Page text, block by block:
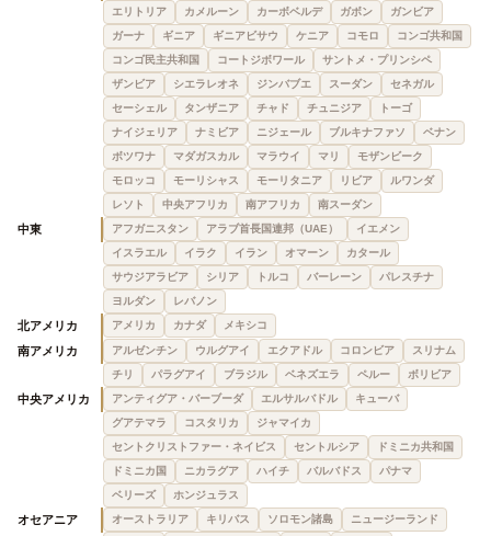
エリトリア
カメルーン カーボベルデ ガボン
ガンビア
ガーナ
ギニア ギニアビサウ ケニア コモロ
コンゴ共和国
コンゴ民主共和国
コートジボワール
サントメ・プリンシペ
ザンビア
シエラレオネ ジンバブエ スーダン
セネガル
セーシェル
タンザニア チャド チュニジア
トーゴ
ナイジェリア
ナミビア ニジェール ブルキナファソ
ベナン
ボツワナ
マダガスカル マラウイ マリ
モザンビーク
モロッコ
モーリシャス モーリタニア リビア
ルワンダ
レソト
中央アフリカ 南アフリカ 南スーダン
中東 アフガニスタン アラブ首長国連邦（UAE）
イエメン
イスラエル
イラク イラン オマーン
カタール
サウジアラビア
シリア トルコ バーレーン
パレスチナ
ヨルダン
レバノン
北アメリカ アメリカ カナダ メキシコ
南アメリカ アルゼンチン ウルグアイ エクアドル コロンビア
スリナム
チリ
パラグアイ ブラジル ベネズエラ ペルー ボリビア
中央アメリカ アンティグア・バーブーダ エルサルバドル
キューバ
グアテマラ
コスタリカ
ジャマイカ
セントクリストファー・ネイビス
セントルシア
ドミニカ共和国
ドミニカ国
ニカラグア ハイチ バルバドス
パナマ
ベリーズ
ホンジュラス
オセアニア オーストラリア キリバス ソロモン諸島
ニュージーランド